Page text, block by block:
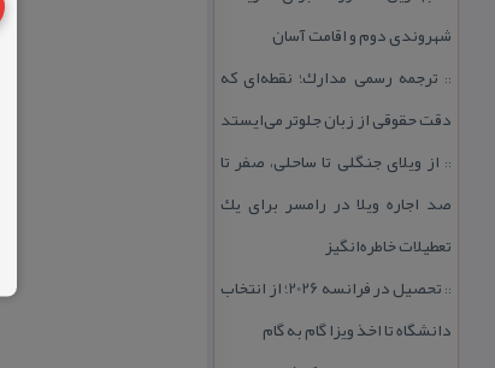
شهروندی دوم و اقامت آسان
:: ترجمه رسمی مدارك؛ نقطه‌ای كه
دقت حقوقی از زبان جلوتر می‌ایستد
:: از ویلای جنگلی تا ساحلی، صفر تا
صد اجاره ویلا در رامسر برای یك
تعطیلات خاطره‌انگیز
::
تحصیل در فرانسه 2026؛ از انتخاب
دانشگاه تا اخذ ویزا گام به گام